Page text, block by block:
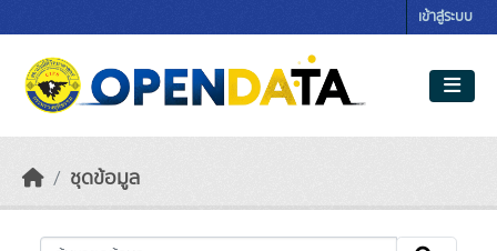
เข้าสู่ระบบ
ชุดข้อมูล